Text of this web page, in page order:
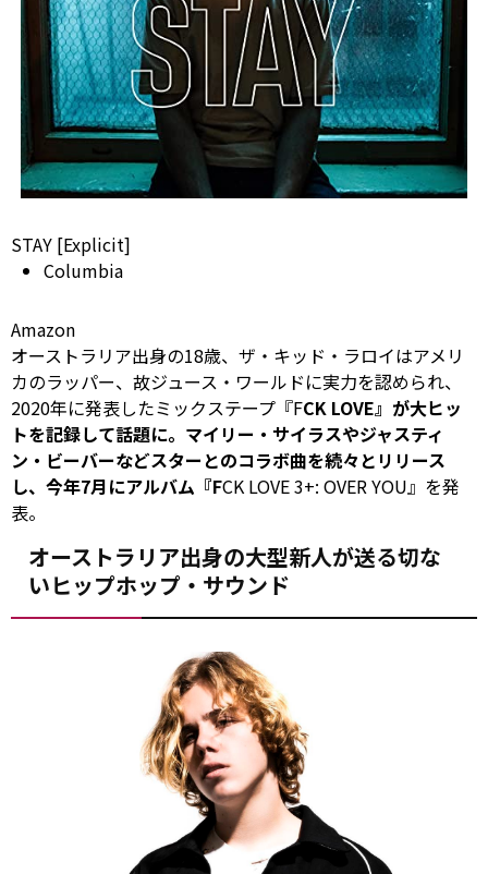
STAY [Explicit]
Columbia
Amazon
オーストラリア出身の18歳、ザ・キッド・ラロイはアメリ
カのラッパー、故ジュース・ワールドに実力を認められ、
2020年に発表したミックステープ『FCK LOVE』が大ヒッ
トを記録して話題に。マイリー・サイラスやジャスティ
ン・ビーバーなどスターとのコラボ曲を続々とリリース
し、今年7月にアルバム『FCK LOVE 3+: OVERYOU』を発
表。
オーストラリア出身の大型新人が送る切な
いヒップホップ・サウンド